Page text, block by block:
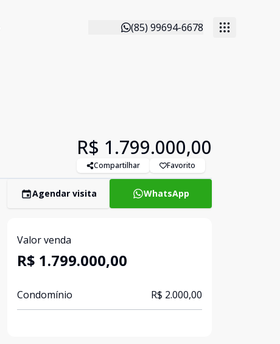
(85) 99694-6678
R$ 1.799.000,00
Compartilhar Favorito
Agendar visita WhatsApp
Valor venda
R$ 1.799.000,00
Condomínio R$ 2.000,00